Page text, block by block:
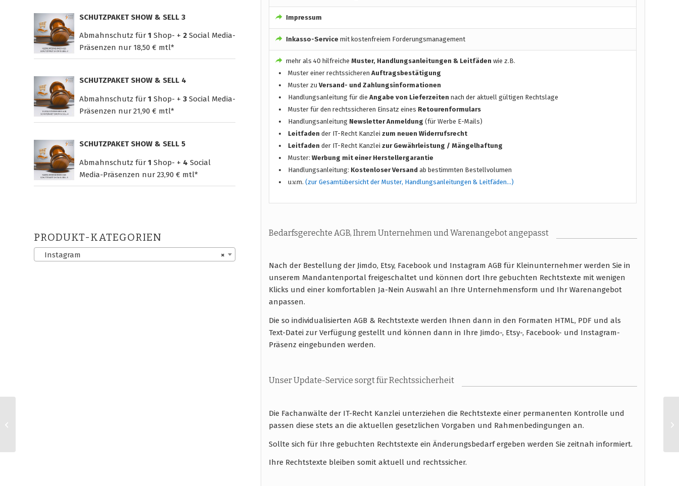
SCHUTZPAKET SHOW & SELL 3
Abmahnschutz für 1 Shop- + 2 Social Media-
Präsenzen nur 18,50 € mtl*
SCHUTZPAKET SHOW & SELL 4
Abmahnschutz für 1 Shop- + 3 Social Media-
Präsenzen nur 21,90 € mtl*
SCHUTZPAKET SHOW & SELL 5
Abmahnschutz für 1 Shop- + 4 Social
Media-Präsenzen nur 23,90 € mtl*
PRODUKT-KATEGORIEN
×
Instagram
Impressum
Inkasso-Service mit kostenfreiem Forderungsmanagement
mehr als 40 hilfreiche Muster, Handlungsanleitungen & Leitfäden wie z.B.
Muster einer rechtssicherenAuftragsbestätigung
Muster zuVersand- und Zahlungsinformationen
Handlungsanleitung für dieAngabe von Lieferzeiten nach der aktuell gültigen Rechtslage
Muster für den rechtssicheren Einsatz eines Retourenformulars
Handlungsanleitung Newsletter Anmeldung(für Werbe E-Mails)
Leitfaden der IT-Recht Kanzleizum neuen Widerrufsrecht
Leitfaden der IT-Recht Kanzleizur Gewährleistung / Mängelhaftung
Muster:Werbung mit einer Herstellergarantie
Handlungsanleitung: Kostenloser Versand ab bestimmten Bestellvolumen
u.v.m.(zur Gesamtübersicht der Muster, Handlungsanleitungen & Leitfäden…)
Bedarfsgerechte AGB, Ihrem Unternehmen und Warenangebot angepasst
Nach der Bestellung der Jimdo, Etsy, Facebook und Instagram AGB für Kleinunternehmer werden Sie in
unserem Mandantenportal freigeschaltet und können dort Ihre gebuchten Rechtstexte mit wenigen
Klicks und einer komfortablen Ja-Nein Auswahl an Ihre Unternehmensform und Ihr Warenangebot
anpassen.
Die so individualisierten AGB & Rechtstexte werden Ihnen dann in den Formaten HTML, PDF und als
Text-Datei zur Verfügung gestellt und können dann in Ihre Jimdo-, Etsy-, Facebook- und Instagram-
Präsenz eingebunden werden.
Unser Update-Service sorgt für Rechtssicherheit
Die Fachanwälte der IT-Recht Kanzlei unterziehen die Rechtstexte einer permanenten Kontrolle und
passen diese stets an die aktuellen gesetzlichen Vorgaben und Rahmenbedingungen an.
Sollte sich für Ihre gebuchten Rechtstexte ein Änderungsbedarf ergeben werden Sie zeitnah informiert.
Ihre Rechtstexte bleiben somit aktuell und rechtssicher.